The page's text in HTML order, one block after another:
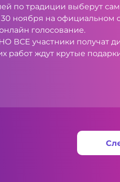
по традиции выберут
ноября на официальном
голосование.
ВСЕ участники получат
работ ждут крутые